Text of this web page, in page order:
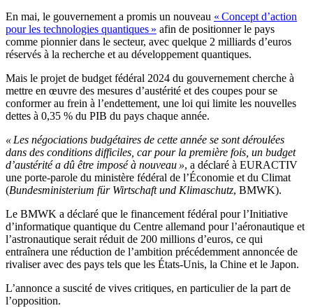
En mai, le gouvernement a promis un nouveau « Concept d’action
pour les technologies quantiques » afin de positionner le pays
comme pionnier dans le secteur, avec quelque 2 milliards d’euros
réservés à la recherche et au développement quantiques.
Mais le projet de budget fédéral 2024 du gouvernement cherche à
mettre en œuvre des mesures d’austérité et des coupes pour se
conformer au frein à l’endettement, une loi qui limite les nouvelles
dettes à 0,35 % du PIB du pays chaque année.
« Les négociations budgétaires de cette année se sont déroulées
dans des conditions difficiles, car pour la première fois, un budget
d’austérité a dû être imposé à nouveau », a déclaré à EURACTIV
une porte-parole du ministère fédéral de l’Économie et du Climat
(Bundesministerium für Wirtschaft und Klimaschutz, BMWK).
Le BMWK a déclaré que le financement fédéral pour l’Initiative
d’informatique quantique du Centre allemand pour l’aéronautique et
l’astronautique serait réduit de 200 millions d’euros, ce qui
entraînera une réduction de l’ambition précédemment annoncée de
rivaliser avec des pays tels que les États-Unis, la Chine et le Japon.
L’annonce a suscité de vives critiques, en particulier de la part de
l’opposition.